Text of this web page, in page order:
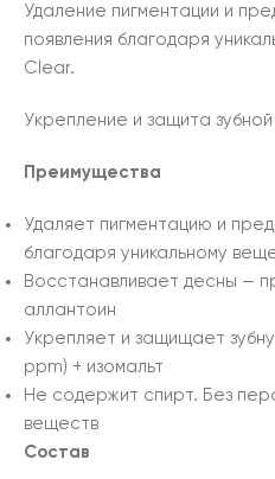
Удаление пигментации и
появления благодаря
Clear.
Укрепление и защита
Преимущества
Удаляет пигментацию и
благодаря уникальному
Восстанавливает десны —
аллантоин
Укрепляет и защищает
ppm) + изомальт
Не содержит спирт. Без
веществ
Состав